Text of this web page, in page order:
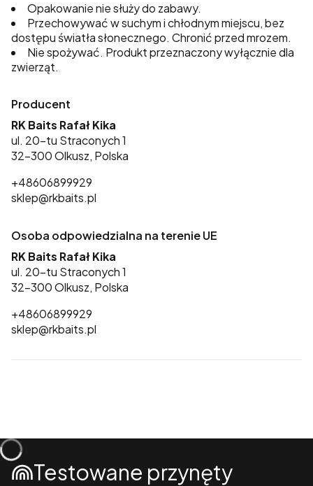
Opakowanie nie służy do zabawy.
Przechowywać w suchym i chłodnym miejscu, bez
dostępu światła słonecznego. Chronić przed mrozem.
Nie spożywać. Produkt przeznaczony wyłącznie dla
zwierząt.
Producent
RK Baits Rafał Kika
ul. 20-tu Straconych 1
32-300 Olkusz, Polska
+48606899929
sklep@rkbaits.pl
Osoba odpowiedzialna na terenie UE
RK Baits Rafał Kika
ul. 20-tu Straconych 1
32-300 Olkusz, Polska
+48606899929
sklep@rkbaits.pl
Testowane przynęty